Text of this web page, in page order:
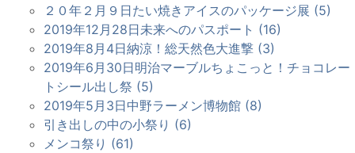
２０年２月９日たい焼きアイスのパッケージ展 (5)
2019年12月28日未来へのパスポート (16)
2019年8月4日納涼！総天然色大進撃 (3)
2019年6月30日明治マーブルちょこっと！チョコレー
トシール出し祭 (5)
2019年5月3日中野ラーメン博物館 (8)
引き出しの中の小祭り (6)
メンコ祭り (61)